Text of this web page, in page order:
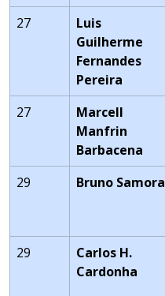
27
Luis
Guilherme
Fernandes
Pereira
27
Marcell
Manfrin
Barbacena
29 Bruno Samora
29
Carlos H.
Cardonha